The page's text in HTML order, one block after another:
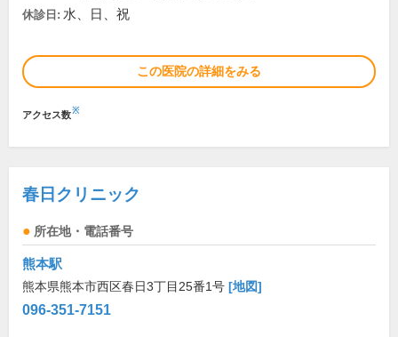
休診日: 水、日、祝
この医院の詳細をみる
アクセス数※
春日クリニック
所在地・電話番号
熊本駅
熊本県熊本市西区春日3丁目25番1号 [地図]
096-351-7151